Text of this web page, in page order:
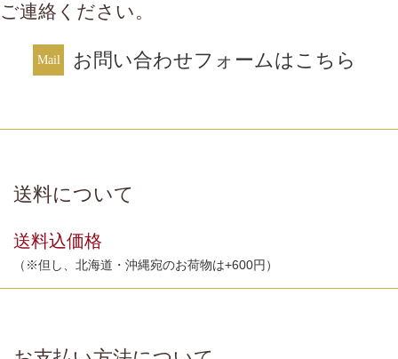
ご連絡ください。
お問い合わせフォームはこちら
送料について
送料込価格
（※但し、北海道・沖縄宛のお荷物は+600円）